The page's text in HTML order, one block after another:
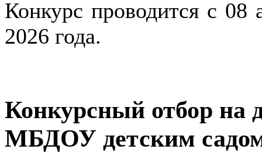
Конкурс проводится с 08
2026 года.
Конкурсный отбор на
МБДОУ детским